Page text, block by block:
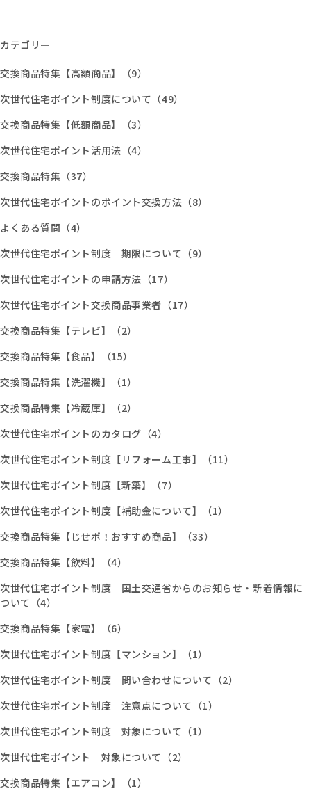
カテゴリー
交換商品特集【高額商品】（9）
次世代住宅ポイント制度について（49）
交換商品特集【低額商品】（3）
次世代住宅ポイント活用法（4）
交換商品特集（37）
次世代住宅ポイントのポイント交換方法（8）
よくある質問（4）
次世代住宅ポイント制度 期限について（9）
次世代住宅ポイントの申請方法（17）
次世代住宅ポイント交換商品事業者（17）
交換商品特集【テレビ】（2）
交換商品特集【食品】（15）
交換商品特集【洗濯機】（1）
交換商品特集【冷蔵庫】（2）
次世代住宅ポイントのカタログ（4）
次世代住宅ポイント制度【リフォーム工事】（11）
次世代住宅ポイント制度【新築】（7）
次世代住宅ポイント制度【補助金について】（1）
交換商品特集【じせポ！おすすめ商品】（33）
交換商品特集【飲料】（4）
次世代住宅ポイント制度 国土交通省からのお知らせ・新着情報に
ついて（4）
交換商品特集【家電】（6）
次世代住宅ポイント制度【マンション】（1）
次世代住宅ポイント制度 問い合わせについて（2）
次世代住宅ポイント制度 注意点について（1）
次世代住宅ポイント制度 対象について（1）
次世代住宅ポイント 対象について（2）
交換商品特集【エアコン】（1）